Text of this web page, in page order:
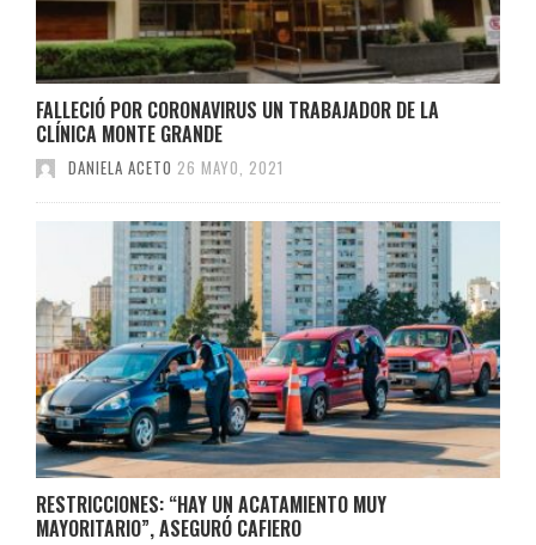
FALLECIÓ POR CORONAVIRUS UN TRABAJADOR DE LA
CLÍNICA MONTE GRANDE
DANIELA ACETO 26 MAYO, 2021
RESTRICCIONES: “HAY UN ACATAMIENTO MUY
MAYORITARIO”, ASEGURÓ CAFIERO